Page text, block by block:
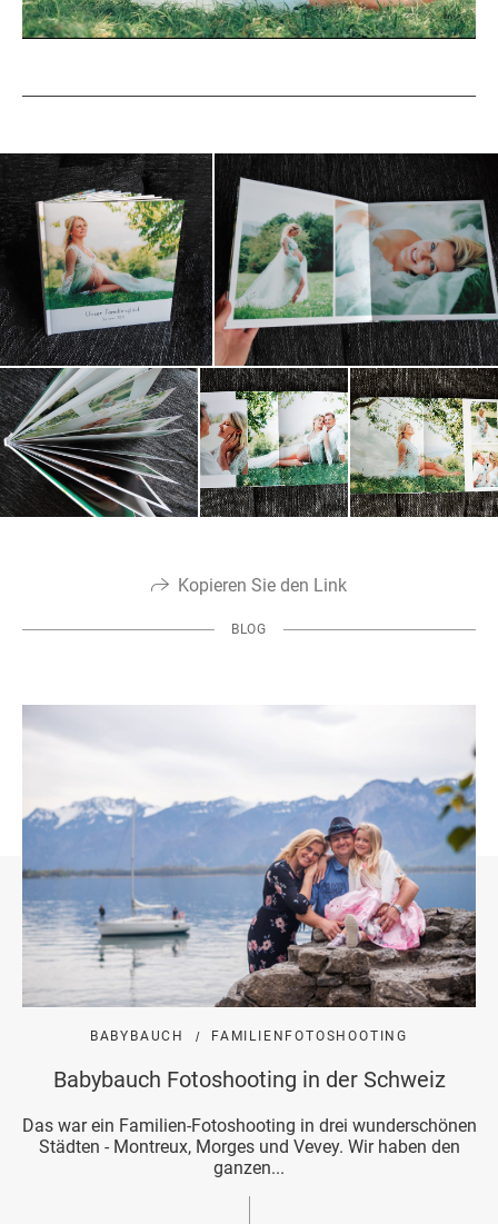
Kopieren Sie den Link
BLOG
BABYBAUCH FAMILIENFOTOSHOOTING
Babybauch Fotoshooting in der Schweiz
Das war ein Familien-Fotoshooting in drei wunderschönen
Städten - Montreux, Morges und Vevey. Wir haben den
ganzen...